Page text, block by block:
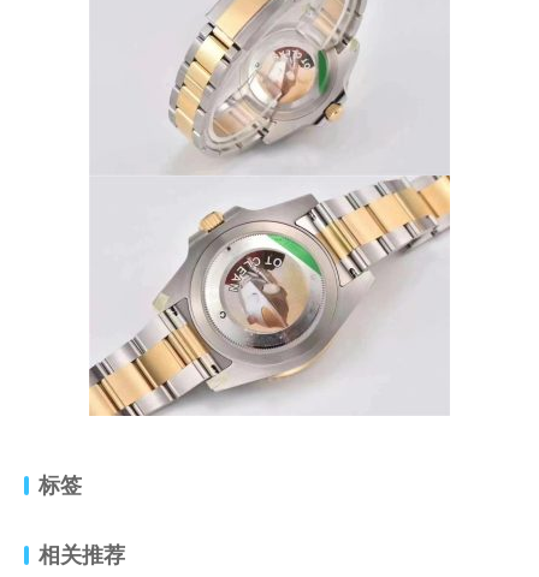
标签
相关推荐